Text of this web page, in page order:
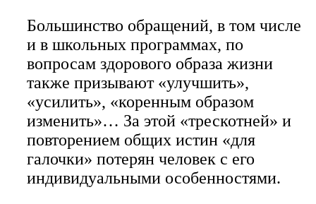
Большинство обращений, в том числе
и в школьных программах, по
вопросам здорового образа жизни
также призывают «улучшить»,
«усилить», «коренным образом
изменить»… За этой «трескотней» и
повторением общих истин «для
галочки» потерян человек с его
индивидуальными особенностями.